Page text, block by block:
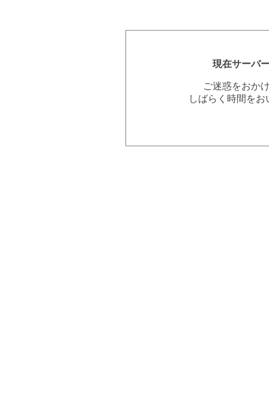
現在サーバ
ご迷惑をおか
しばらく時間を